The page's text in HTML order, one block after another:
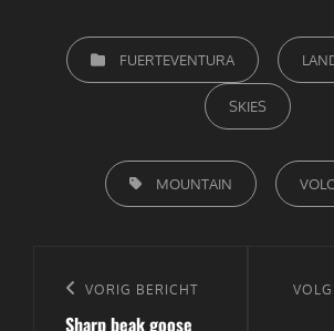
CATEGORIEËN
FUERTEVENTURA
SKIES
TAGS,
MOUNTAIN
navigatie
Vorig
VORIG BERICHT
Sharp beak goose